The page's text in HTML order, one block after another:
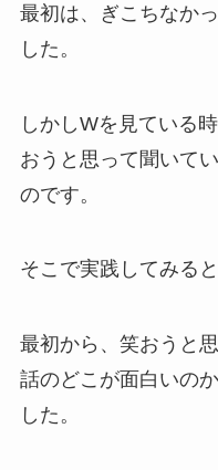
最初は、ぎこちなか
した。
しかしWを見ている
おうと思って聞いて
のです。
そこで実践してみる
最初から、笑おうと
話のどこが面白いの
した。